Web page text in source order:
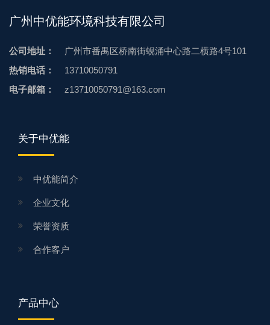
广州中优能环境科技有限公司
公司地址：
广州市番禺区桥南街蚬涌中心路二横路4号101
热销电话：
13710050791
电子邮箱：
z13710050791@163.com
关于中优能
中优能简介
企业文化
荣誉资质
合作客户
产品中心